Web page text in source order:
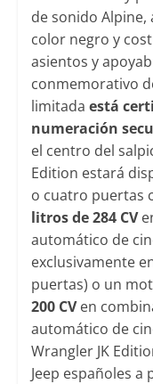
de sonido Alpine,
color negro y
asientos y
conmemorativo
limitada está
numeración
el centro del
Edition estará
o cuatro puertas
litros de 284 CV
automático de
exclusivamente
puertas) o un
200 CVen
automático de
Wrangler JK
Jeep españoles